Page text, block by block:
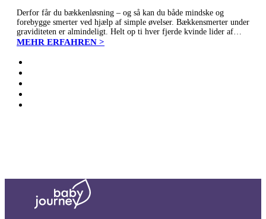
Derfor får du bækkenløsning – og så kan du både mindske og
forebygge smerter ved hjælp af simple øvelser. Bækkensmerter under
graviditeten er almindeligt. Helt op ti hver fjerde kvinde lider af
bækkenløsning, som det populært kaldes, og symptomerne viser…
MEHR ERFAHREN >